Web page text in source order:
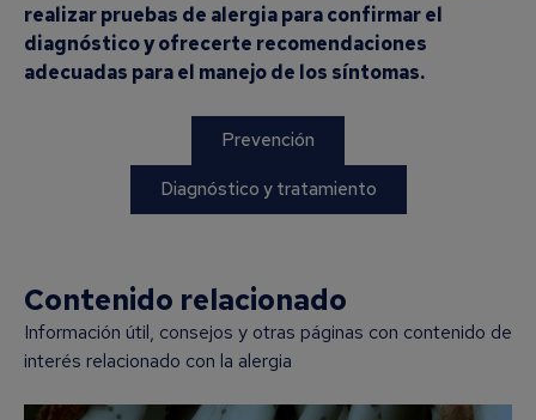
realizar pruebas de alergia para confirmar el
diagnóstico y ofrecerte recomendaciones
adecuadas para el manejo de los síntomas.
Prevención
Diagnóstico y tratamiento
Contenido relacionado
Información útil, consejos y otras páginas con contenido de
interés relacionado con la alergia